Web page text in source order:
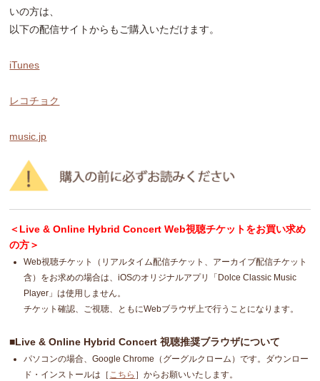
いの方は、
以下の配信サイトからもご購入いただけます。
iTunes
レコチョク
music.jp
＜Live & Online Hybrid Concert Web視聴チケットをお買い求め
の方＞
Web視聴チケット（リアルタイム配信チケット、アーカイブ配信チケット
含）をお求めの場合は、iOSのオリジナルアプリ「Dolce Classic Music
Player」は使用しません。
チケット確認、ご視聴、ともにWebブラウザ上で行うことになります。
■Live & Online Hybrid Concert 視聴推奨ブラウザについて
パソコンの場合、Google Chrome（グーグルクローム）です。ダウンロー
ド・インストールは［ こちら ］からお願いいたします。